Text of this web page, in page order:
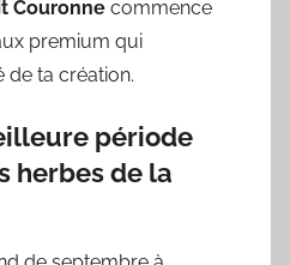
Couronne commence
premium qui
de ta création.
période
herbes de la